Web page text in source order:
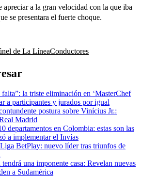
apreciar a la gran velocidad con la que iba
se presentara el fuerte choque.
de La LíneaConductores
la triste eliminación en ‘MasterChef
a participantes y jurados por igual
postura sobre Vinícius Jr.:
Madrid
departamentos en Colombia: estas son las
a implementar el Invías
BetPlay: nuevo líder tras triunfos de
una imponente casa: Revelan nuevas
a Sudamérica